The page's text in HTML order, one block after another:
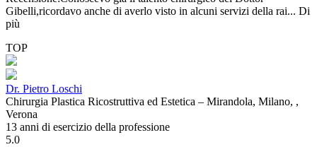
Gibelli,ricordavo anche di averlo visto in alcuni servizi della rai... Di
più
TOP
Dr. Pietro Loschi
Chirurgia Plastica Ricostruttiva ed Estetica – Mirandola, Milano, ,
Verona
13 anni di esercizio della professione
5.0